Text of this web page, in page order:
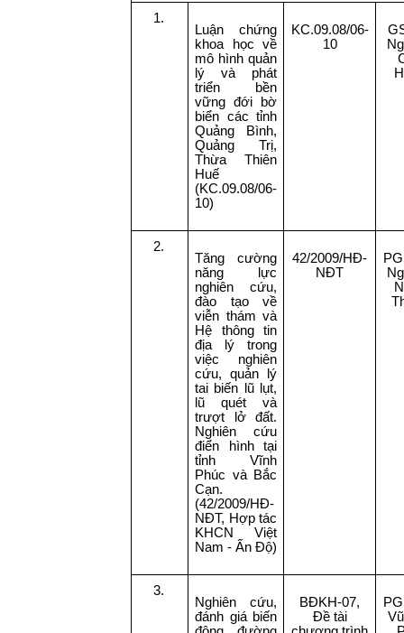
1.
Luận chứng
khoa học về
mô hình quản
lý và phát
triển bền
vững đới bờ
biển các tỉnh
Quảng Bình,
Quảng Trị,
Thừa Thiên
Huế
(KC.09.08/06-
10)
KC.09.08/06-
10
2.
Tăng cường
năng lực
nghiên cứu,
đào tạo về
viễn thám và
Hệ thông tin
địa lý trong
việc nghiên
cứu, quản lý
tai biến lũ lụt,
lũ quét và
trượt lở đất.
Nghiên cứu
điển hình tại
tỉnh Vĩnh
Phúc và Bắc
Cạn.
(42/2009/HĐ-
NĐT, Hợp tác
KHCN Việt
Nam - Ấn Độ)
42/2009/HĐ-
NĐT
3.
Nghiên cứu,
đánh giá biến
BĐKH-07,
Đề tài